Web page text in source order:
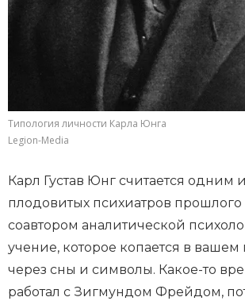
Типология личности Карла Юнга
Legion-Media
Карл Густав Юнг считается одним
плодовитых психиатров
соавтором аналитической
учение, которое копается в
через сны и символы. Какое-то
работал с Зигмундом Фрейдом,